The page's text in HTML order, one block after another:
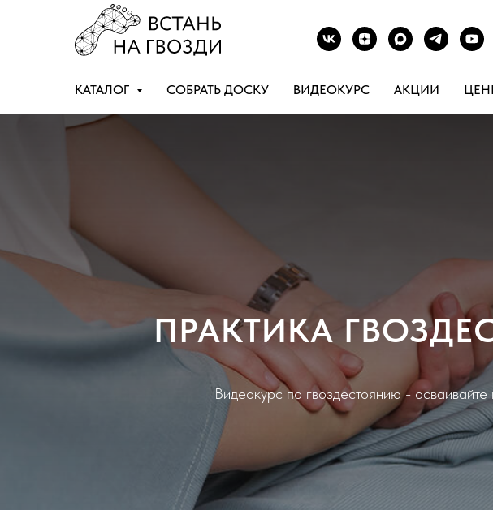
КАТАЛОГ СОБРАТЬ ДОСКУ ВИДЕОКУРС АКЦИИ
ПРАКТИКА
Видеокурс по гвоздестоянию - осваивайте